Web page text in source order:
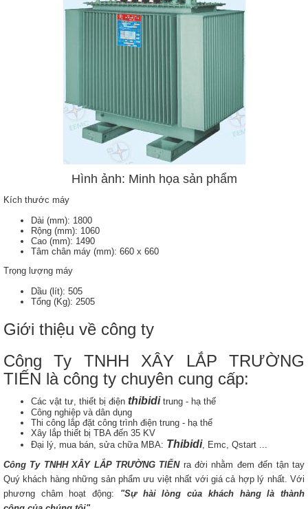
Hình ảnh: Minh họa sản phẩm
Kích thước máy
Dài (mm): 1800
Rộng (mm): 1060
Cao (mm): 1490
Tâm chân máy (mm): 660 x 660
Trọng lượng máy
Dầu (lít): 505
Tổng (Kg): 2505
Giới thiệu về công ty
Công Ty TNHH XÂY LẮP TRƯỜNG
TIẾN là công ty chuyên cung cấp:
Các vật tư, thiết bị điện thibiditrung - hạ thế
Công nghiệp và dân dụng
Thi công lắp đặt công trình điện trung - hạ thế
Xây lắp thiết bị TBA đến 35 KV
Đại lý, mua bán, sửa chữa MBA: Thibidi, Emc, Qstart ...
Công Ty TNHH XÂY LẮP TRƯỜNG TIẾNra đời nhằm đem đến tận tay
Quý khách hàng những sản phẩm ưu việt nhất với giá cả hợp lý nhất. Với
phương châm hoạt động: "Sự hài lòng của khách hàng là thành